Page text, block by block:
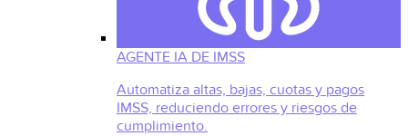
AGENTE IA DE IMSS
Automatiza altas, bajas, cuotas y pagos
IMSS, reduciendo errores y riesgos de
cumplimiento.